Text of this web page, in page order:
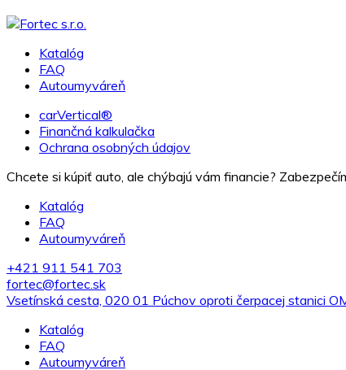
Katalóg
FAQ
Autoumyváreň
carVertical®
Finančná kalkulačka
Ochrana osobných údajov
Chcete si kúpiť auto, ale chýbajú vám financie?
Katalóg
FAQ
Autoumyváreň
+421 911 541 703
fortec@fortec.sk
Vsetínská cesta, 020 01 Púchov oproti čerpacej stanici
Katalóg
FAQ
Autoumyváreň